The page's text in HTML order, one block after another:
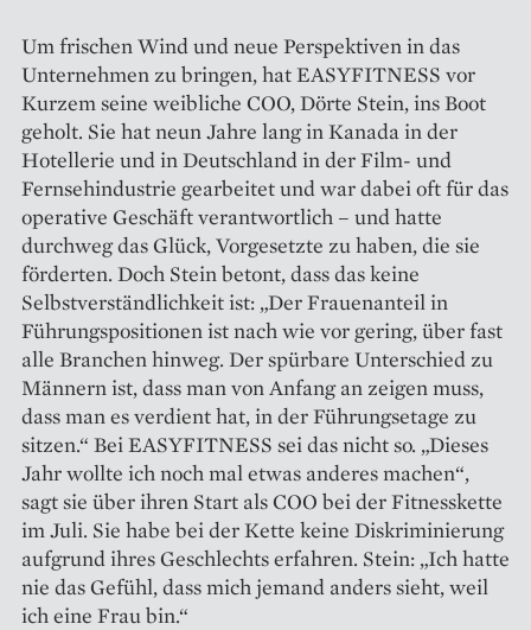
Um frischen Wind und neue Perspektiven in das
Unternehmen zu bringen, hat EASYFITNESS vor
Kurzem seine weibliche COO, Dörte Stein, ins Boot
geholt. Sie hat neun Jahre lang in Kanada in der
Hotellerie und in Deutschland in der Film- und
Fernsehindustrie gearbeitet und war dabei oft für das
operative Geschäft verantwortlich – und hatte
durchweg das Glück, Vorgesetzte zu haben, die sie
förderten. Doch Stein betont, dass das keine
Selbstverständlichkeit ist: „Der Frauenanteil in
Führungs­positionen ist nach wie vor gering, über fast
alle Branchen hinweg. Der spürbare Unterschied zu
Männern ist, dass man von Anfang an zeigen muss,
dass man es verdient hat, in der Führungsetage zu
sitzen.“ Bei ­EASYFITNESS sei das nicht so. „Dieses
Jahr wollte ich noch mal etwas anderes machen“,
sagt sie über ihren Start als COO bei der Fitnesskette
im Juli. Sie habe bei der Kette keine Diskriminierung
aufgrund ihres Geschlechts erfahren. Stein: „Ich hatte
nie das Gefühl, dass mich jemand anders sieht, weil
ich eine Frau bin.“